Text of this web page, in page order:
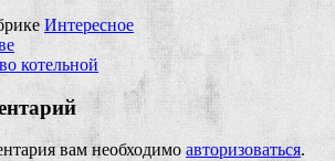
Интересное
котельной
вам необходимо авторизоваться.